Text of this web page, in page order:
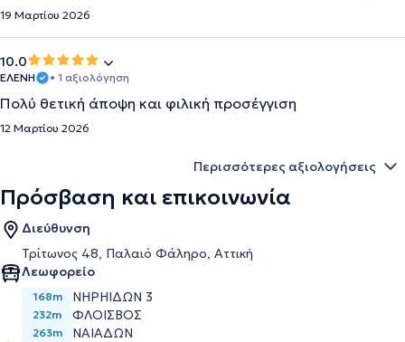
19 Μαρτίου 2026
10.0
ΕΛΕΝΗ • 1 αξιολόγηση
Πολύ θετική άποψη και φιλική προσέγγιση
12 Μαρτίου 2026
Περισσότερες αξιολογήσεις
Πρόσβαση και επικοινωνία
Διεύθυνση
Τρίτωνος 48, Παλαιό Φάληρο, Αττική
Λεωφορείο
168m ΝΗΡΗΙΔΩΝ 3
232m ΦΛΟΙΣΒΟΣ
263m
ΝΑΙΑΔΩΝ